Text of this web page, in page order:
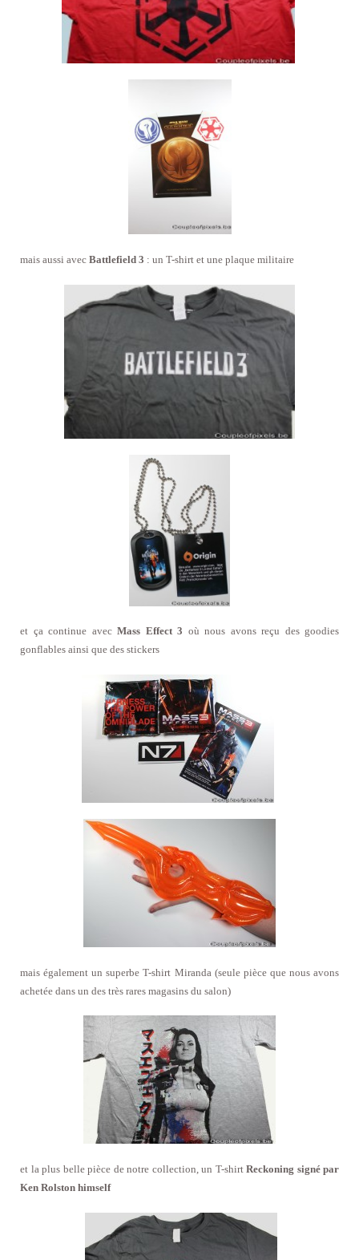
mais aussi avec Battlefield 3 : un T-shirt et une plaque militaire
et ça continue avec Mass Effect 3 où nous avons reçu des goodies
gonflables ainsi que des stickers
mais également un superbe T-shirt Miranda (seule pièce que nous avons
achetée dans un des très rares magasins du salon)
et la plus belle pièce de notre collection, un T-shirt Reckoning signé par
Ken Rolston himself